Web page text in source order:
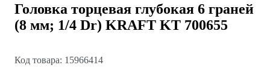
Головка торцевая глубокая 6 граней
(8 мм; 1/4 Dr) KRAFT KT 700655
Код товара: 15966414